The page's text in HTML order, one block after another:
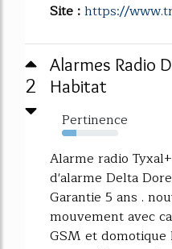
Site :https://
2
Alarmes Radio
Habitat
Pertinence
26%
Alarme radio
d'alarme Delta
Garantie 5 ans .
mouvement avec
GSM et domotique